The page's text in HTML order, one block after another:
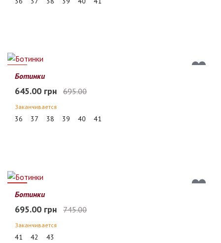
7%
Ботинки
645.00 грн 695.00
Заканчивается
36 37 38 39 40 41
7%
Ботинки
695.00 грн 745.00
Заканчивается
41 42 43